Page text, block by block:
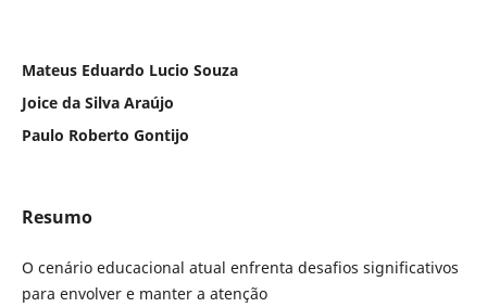
Mateus Eduardo Lucio Souza
Joice da Silva Araújo
Paulo Roberto Gontijo
Resumo
O cenário educacional atual enfrenta desafios significativos
para envolver e manter a atenção